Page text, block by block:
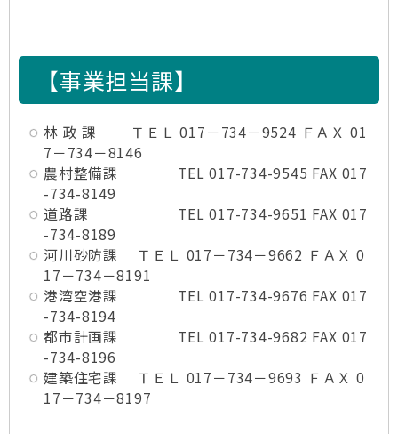
【事業担当課】
林 政 課 ＴＥＬ 017－734－9524 ＦＡＸ 01
7－734－8146
農村整備課 TEL 017-734-9545 FAX 017
-734-8149
道路課 TEL 017-734-9651 FAX 017
-734-8189
河川砂防課 ＴＥＬ 017－734－9662 ＦＡＸ 0
17－734－8191
港湾空港課 TEL 017-734-9676 FAX 017
-734-8194
都市計画課 TEL 017-734-9682 FAX 017
-734-8196
建築住宅課 ＴＥＬ 017－734－9693 ＦＡＸ 0
17－734－8197